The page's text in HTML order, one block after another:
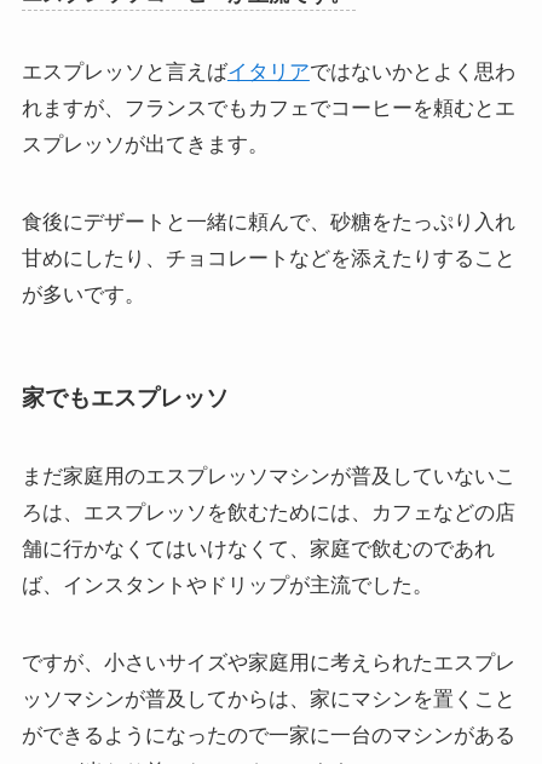
エスプレッソと言えばイタリアではないかとよく思わ
れますが、フランスでもカフェでコーヒーを頼むとエ
スプレッソが出てきます。
食後にデザートと一緒に頼んで、砂糖をたっぷり入れ
甘めにしたり、チョコレートなどを添えたりすること
が多いです。
家でもエスプレッソ
まだ家庭用のエスプレッソマシンが普及していないこ
ろは、エスプレッソを飲むためには、カフェなどの店
舗に行かなくてはいけなくて、家庭で飲むのであれ
ば、インスタントやドリップが主流でした。
ですが、小さいサイズや家庭用に考えられたエスプレ
ッソマシンが普及してからは、家にマシンを置くこと
ができるようになったので一家に一台のマシンがある